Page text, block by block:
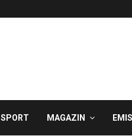
SPORT MAGAZIN